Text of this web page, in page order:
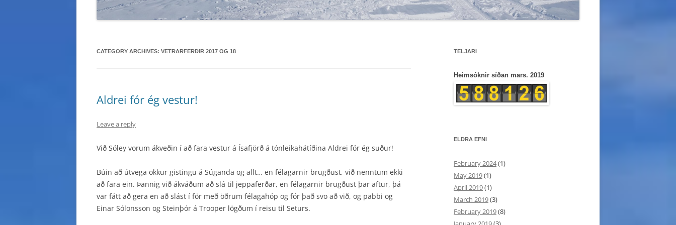
F4X4 ENDURVARPAKORT
CATEGORY ARCHIVES: VETRARFERÐIR 2017 OG 18
Aldrei fór ég vestur!
Leave a reply
Við Sóley vorum ákveðin í að fara vestur á Ísafjörð á tónleikahátíðina Aldrei fór ég suður!
Búin að útvega okkur gistingu á Súganda og allt… en félagarnir brugðust, við nenntum ekki
að fara ein. Þannig við ákváðum að slá til jeppaferðar, en félagarnir brugðust þar aftur, þá
var fátt að gera en að slást í för með öðrum félagahóp og fór það svo að við, og pabbi og
Einar Sólonsson og Steinþór á Trooper lögðum í reisu til Seturs.
TELJARI
Heimsóknir síðan mars. 2019
ELDRA EFNI
February 2024(1)
May 2019(1)
April 2019(1)
March 2019(3)
February 2019(8)